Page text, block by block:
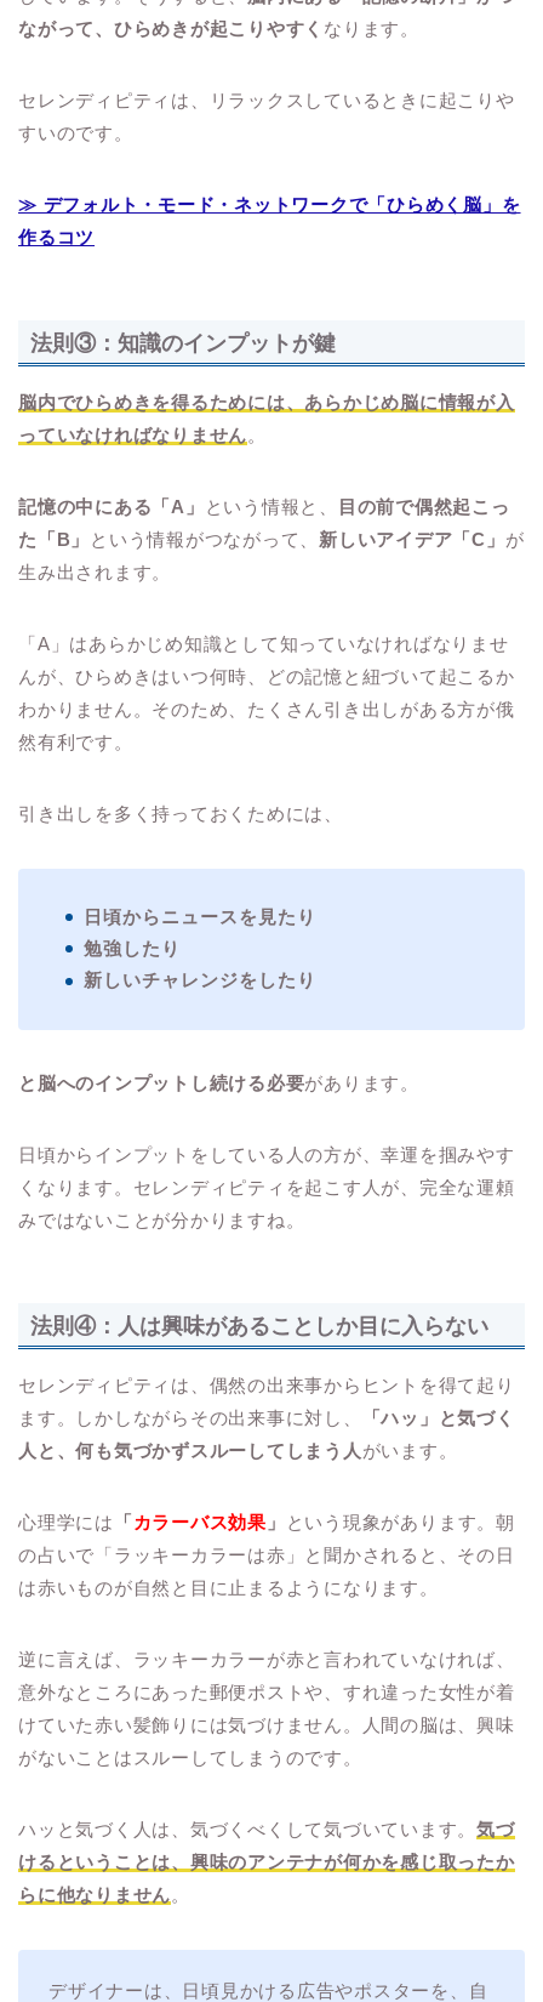
ながって、ひらめきが起こりやすく なります。
セレンディピティは、リラックスしているときに起こりや
すいのです。
≫ デフォルト・モード・ネットワークで「ひらめく脳」を
作るコツ
法則③：知識のインプットが鍵
脳内でひらめきを得るためには、あらかじめ脳に情報が入
っていなければなりません。
記憶の中にある「A」 という情報と、
目の前で偶然起こっ
た「B」
という情報がつながって、 新しいアイデア「C」 が
生み出されます。
「A」はあらかじめ知識として知っていなければなりませ
んが、ひらめきはいつ何時、どの記憶と紐づいて起こるか
わかりません。そのため、たくさん引き出しがある方が俄
然有利です。
引き出しを多く持っておくためには、
日頃からニュースを見たり
勉強したり
新しいチャレンジをしたり
と脳へのインプットし続ける必要があります。
日頃からインプットをしている人の方が、幸運を掴みやす
くなります。セレンディピティを起こす人が、完全な運頼
みではないことが分かりますね。
法則④：人は興味があることしか目に入らない
セレンディピティは、偶然の出来事からヒントを得て起り
ます。しかしながらその出来事に対し、
「ハッ」と気づく
人と、何も気づかずスルーしてしまう人 がいます。
心理学には 「 カラーバス効果 」
という現象があります。朝
の占いで「ラッキーカラーは赤」と聞かされると、その日
は赤いものが自然と目に止まるようになります。
逆に言えば、ラッキーカラーが赤と言われていなければ、
意外なところにあった郵便ポストや、すれ違った女性が着
けていた赤い髪飾りには気づけません。人間の脳は、興味
がないことはスルーしてしまうのです。
ハッと気づく人は、気づくべくして気づいています。気づ
けるということは、興味のアンテナが何かを感じ取ったか
らに他なりません。
デザイナーは、日頃見かける広告やポスターを、自